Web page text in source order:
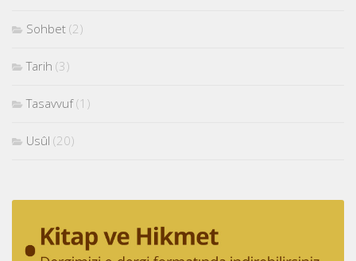
Sohbet (2)
Tarih (3)
Tasavvuf(1)
Usûl (20)